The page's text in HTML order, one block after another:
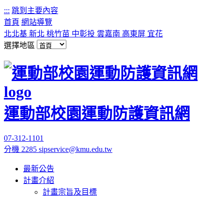
::: 跳到主要內容
首頁 網站導覽
北北基 新北 桃竹苗 中彰投 雲嘉南 高東屏 宜花
選擇地區
運動部校園運動防護資訊網
07-312-1101
分機 2285 sipservice@kmu.edu.tw
最新公告
計畫介紹
計畫宗旨及目標